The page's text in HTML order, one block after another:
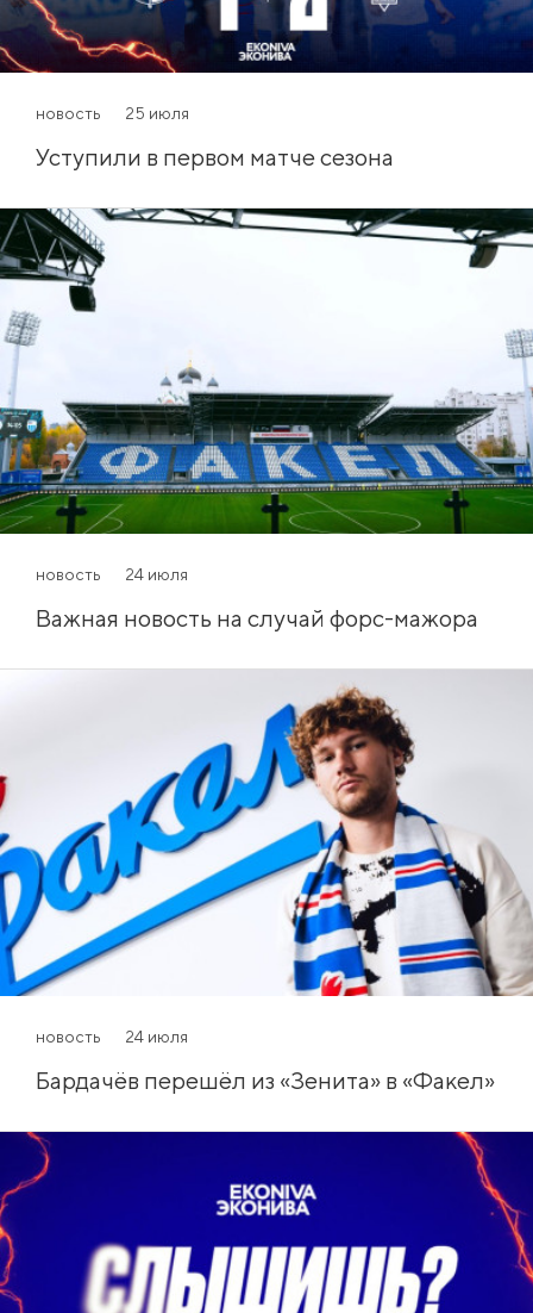
новость 25 июля
Уступили в первом матче сезона
новость 24 июля
Важная новость на случай форс-мажора
новость 24 июля
Бардачёв перешёл из «Зенита» в «Факел»